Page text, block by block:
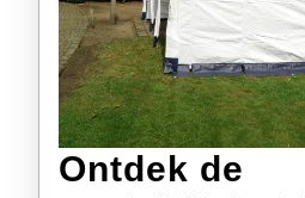
Ontdek de